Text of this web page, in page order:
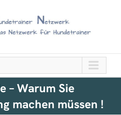
– Warum Sie
machen müssen !